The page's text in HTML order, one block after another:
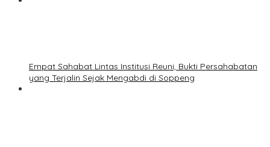
Empat Sahabat Lintas Institusi Reuni, Bukti Persahabatan
yang Terjalin Sejak Mengabdi di Soppeng